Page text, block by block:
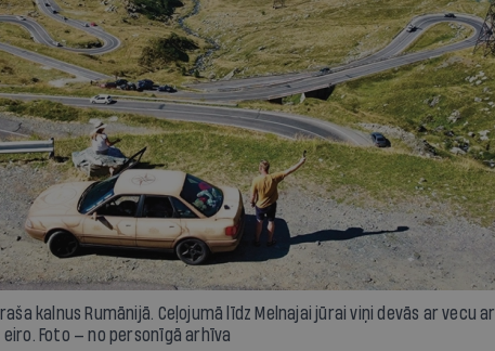
kalnus Rumānijā. Ceļojumā līdz Melnajai jūrai viņi devās ar vecu ar
Foto — no personīgā arhīva